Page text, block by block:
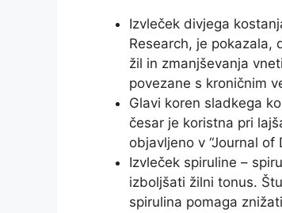
Izvleček divjega
Research, je pokazala,
žil in zmanjševanja
povezane s kroničnim
Glavi koren sladkega
česar je koristna pri
objavljeno v “Journal of
Izvleček spiruline –
izboljšati žilni tonus.
spirulina pomaga